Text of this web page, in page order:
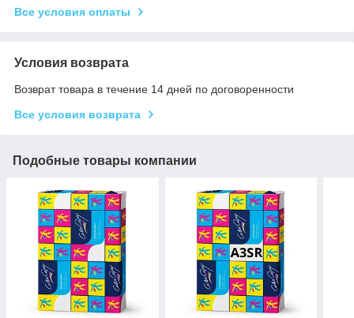
Все условия оплаты
Условия возврата
Возврат товара в течение 14 дней по договоренности
Все условия возврата
Подобные товары компании